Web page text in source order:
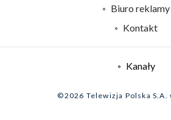
System NOS
Biuro Reklamy
Biuro reklamy
Kontakt
Kanały
©2026 Telewizja Polska S.A.